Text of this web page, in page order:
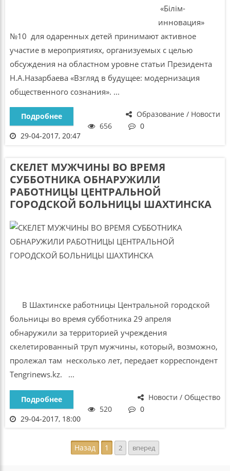
«Білім-
инновация»
№10 для одаренных детей принимают активное
участие в мероприятиях, организуемых с целью
обсуждения на областном уровне статьи Президента
Н.А.Назарбаева «Взгляд в будущее: модернизация
общественного сознания». ...
Образование / Новости
Подробнее
656
0
29-04-2017, 20:47
СКЕЛЕТ МУЖЧИНЫ ВО ВРЕМЯ
СУББОТНИКА ОБНАРУЖИЛИ
РАБОТНИЦЫ ЦЕНТРАЛЬНОЙ
ГОРОДСКОЙ БОЛЬНИЦЫ ШАХТИНСКА
В Шахтинске работницы Центральной городской
больницы во время субботника 29 апреля
обнаружили за территорией учреждения
скелетированный труп мужчины, который, возможно,
пролежал там несколько лет, передает корреспондент
Tengrinews.kz. ...
Новости / Общество
Подробнее
520
0
29-04-2017, 18:00
Назад 1 2 вперед